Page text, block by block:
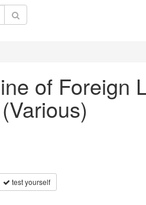
of Foreign
test yourself